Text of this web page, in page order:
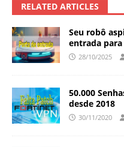
RELATED ARTICLES
Seu robô
entrada
28/10/2025
50.000
desde 2018
30/11/2020